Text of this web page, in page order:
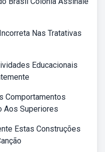
Nas Tratativas
Educacionais
Comportamentos
Aos Superiores
Estas Construções